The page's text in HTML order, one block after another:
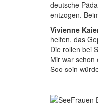
deutsche
entzogen.
Vivienne
helfen, das
Die rollen bei
Mir war schon
See sein